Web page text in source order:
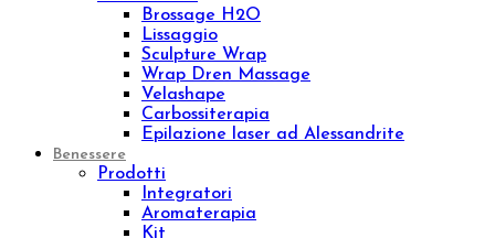
Prodotti
Creme corpo
Esfolianti corpo
Oli corpo
Fanghi
Bendaggi e Trattamenti
Kit corpo
Linee
Push-up
Remodeling
Sculpture